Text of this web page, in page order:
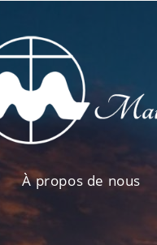
À propos de nous